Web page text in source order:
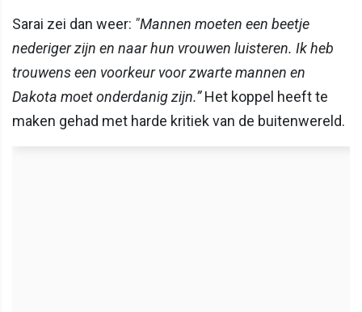
Sarai zei dan weer: "Mannen moeten een beetje
nederiger zijn en naar hun vrouwen luisteren. Ik heb
trouwens een voorkeur voor zwarte mannen en
Dakota moet onderdanig zijn.”Het koppel heeft te
maken gehad met harde kritiek van de buitenwereld.